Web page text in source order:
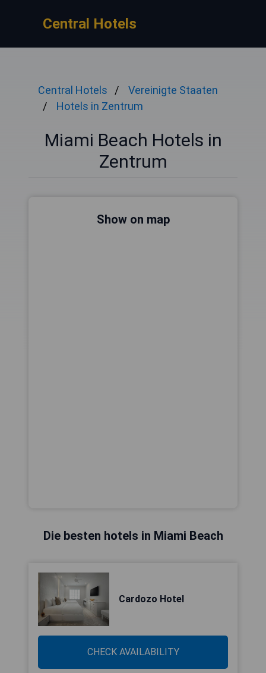
Central Hotels
Central Hotels
Vereinigte Staaten
Hotels in Zentrum
Miami Beach Hotels in
Zentrum
Show on map
Die besten hotels in Miami Beach
Cardozo Hotel
CHECK AVAILABILITY